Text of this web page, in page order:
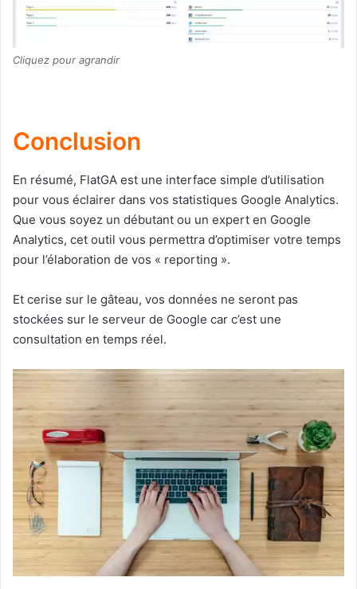
Cliquez pour agrandir
Conclusion
En résumé, FlatGA est une interface simple d’utilisation
pour vous éclairer dans vos statistiques Google Analytics.
Que vous soyez un débutant ou un expert en Google
Analytics, cet outil vous permettra d’optimiser votre temps
pour l’élaboration de vos « reporting ».
Et cerise sur le gâteau, vos données ne seront pas
stockées sur le serveur de Google car c’est une
consultation en temps réel.